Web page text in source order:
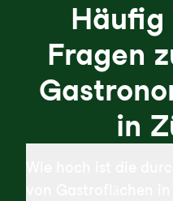
Fragen
in